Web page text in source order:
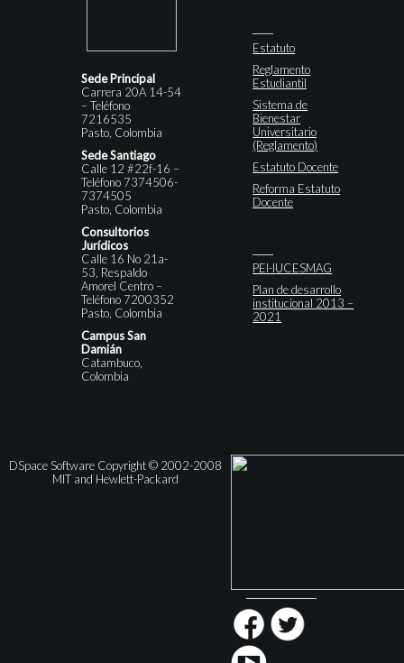
Sede Principal
Carrera 20A 14-54
– Teléfono
7216535
Pasto, Colombia
Sede Santiago
Calle 12 #22f-16 –
Teléfono 7374506-
7374505
Pasto, Colombia
Consultorios
Jurídicos
Calle 16 No 21a-
53, Respaldo
Amorel Centro –
Teléfono 7200352
Pasto, Colombia
Campus San
Damián
Catambuco,
Colombia
Estatuto
Reglamento
Estudiantil
Sistema de
Bienestar
Universitario
(Reglamento)
Estatuto Docente
Reforma Estatuto
Docente
PEI-IUCESMAG
Plan de desarrollo
institucional 2013 –
2021
DSpace Software Copyright © 2002-2008
MIT and Hewlett-Packard